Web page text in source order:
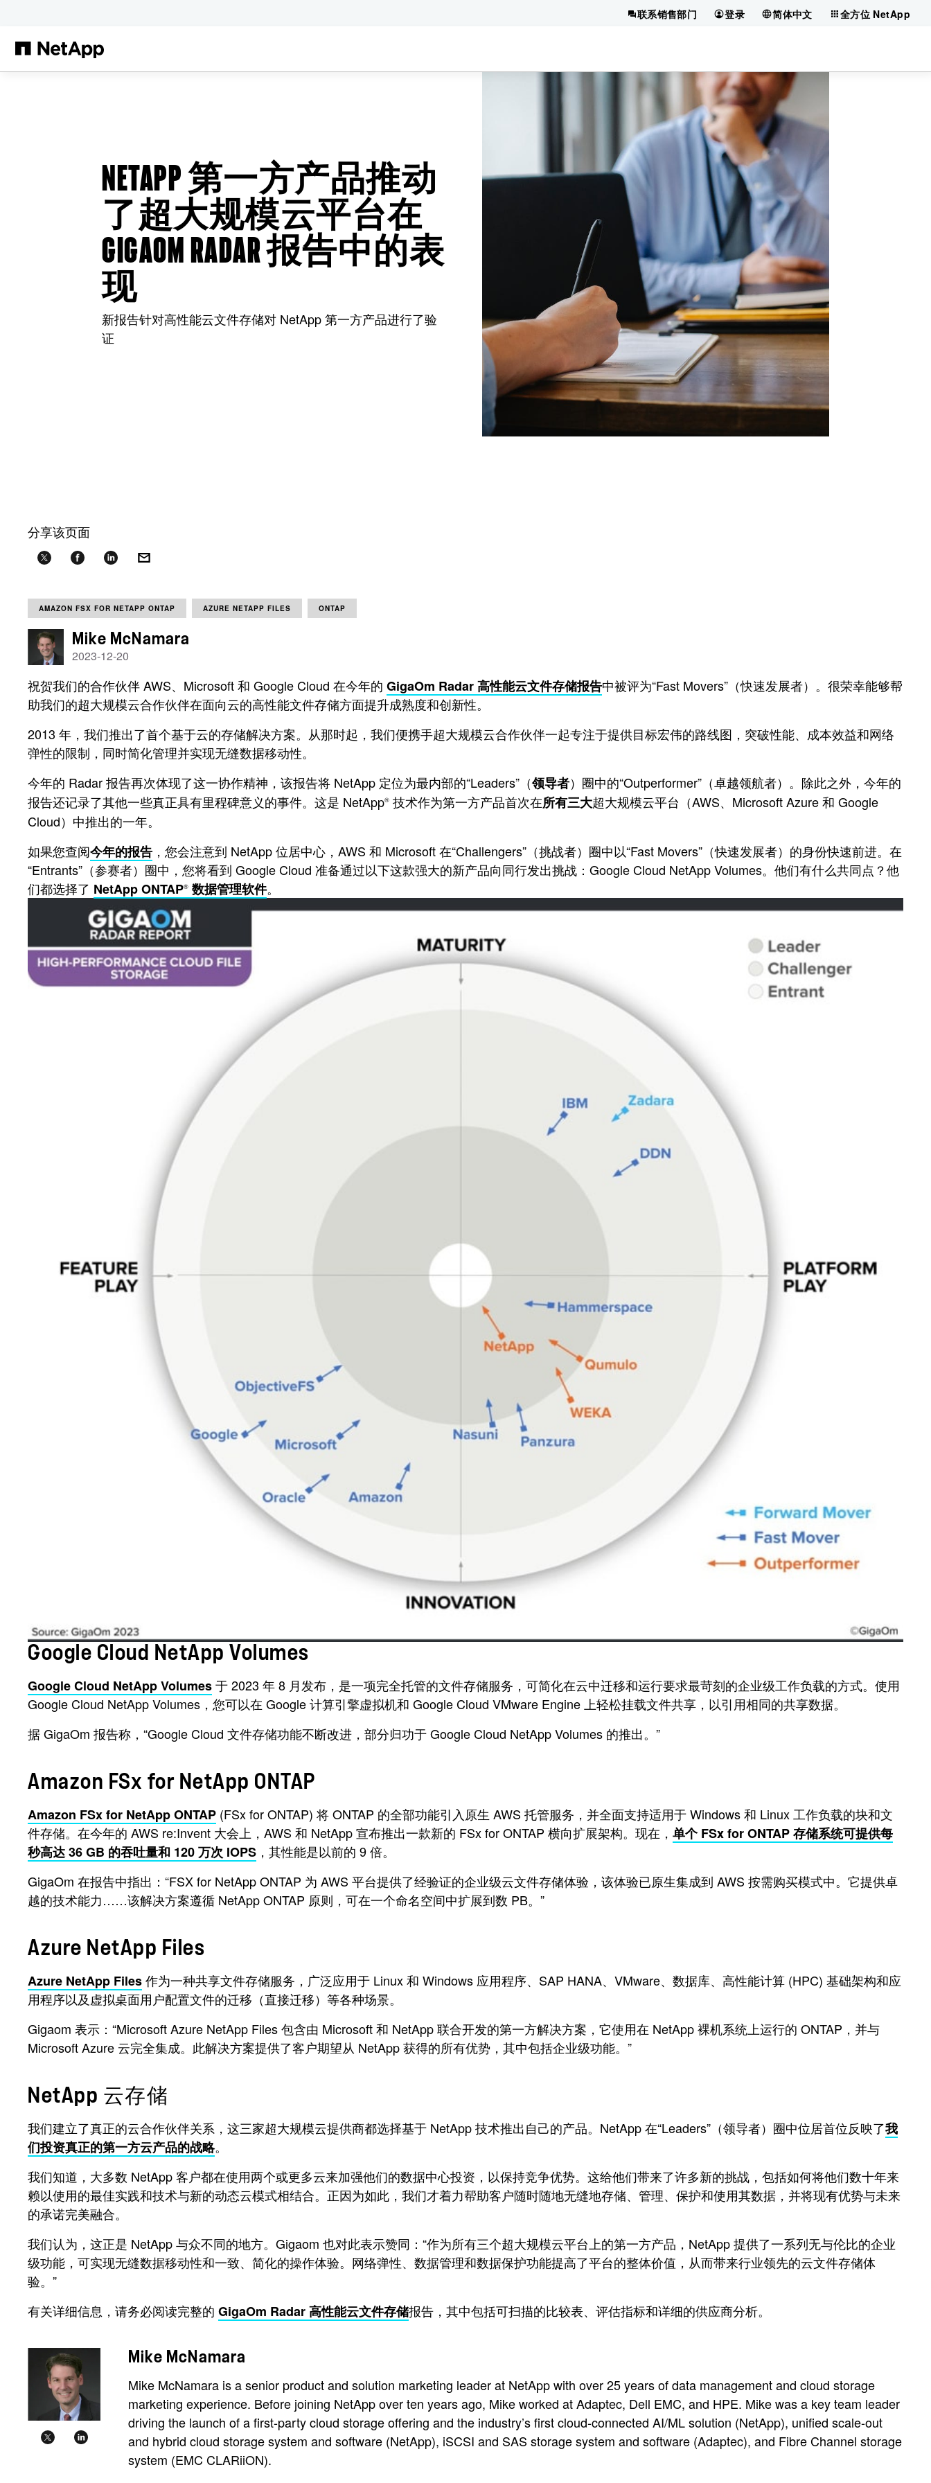
联系销售部门 登录 简体中文 全方位 NetApp
NETAPP 第一方产品推动
了超大规模云平台在
GIGAOM RADAR 报告中的表
现
新报告针对高性能云文件存储对 NetApp 第一方产品进行了验
证
分享该页面
AMAZON FSX FOR NETAPP ONTAP AZURE NETAPP FILES ONTAP
Mike McNamara
2023-12-20
祝贺我们的合作伙伴 AWS、Microsoft 和 Google Cloud 在今年的 GigaOm Radar 高性能云文件存储报告中被评为“Fast Movers”（快速发展者）。很荣幸能够帮
助我们的超大规模云合作伙伴在面向云的高性能文件存储方面提升成熟度和创新性。
2013 年，我们推出了首个基于云的存储解决方案。从那时起，我们便携手超大规模云合作伙伴一起专注于提供目标宏伟的路线图，突破性能、成本效益和网络
弹性的限制，同时简化管理并实现无缝数据移动性。
今年的 Radar 报告再次体现了这一协作精神，该报告将 NetApp 定位为最内部的“Leaders”（领导者） 圈中的“Outperformer”（卓越领航者） 。除此之外，今年的
报告还记录了其他一些真正具有里程碑意义的事件。这是 NetApp® 技术作为第一方产品首次在所有三大超大规模云平台（AWS、Microsoft Azure 和 Google
Cloud）中推出的一年。
如果您查阅今年的报告 ，您会注意到 NetApp 位居中心，AWS 和 Microsoft 在“Challengers”（挑战者） 圈中以“Fast Movers”（快速发展者） 的身份快速前进。在
“Entrants”（参赛者） 圈中，您将看到 Google Cloud 准备通过以下这款强大的新产品向同行发出挑战：Google Cloud NetApp Volumes。他们有什么共同点？他
们都选择了 NetApp ONTAP® 数据管理软件。
Google Cloud NetApp Volumes
Google Cloud NetApp Volumes于 2023 年 8 月发布，是一项完全托管的文件存储服务，可简化在云中迁移和运行要求最苛刻的企业级工作负载的方式。使用
Google Cloud NetApp Volumes，您可以在 Google 计算引擎虚拟机和 Google Cloud VMware Engine 上轻松挂载文件共享，以引用相同的共享数据。
据 GigaOm 报告称，“Google Cloud 文件存储功能不断改进，部分归功于 Google Cloud NetApp Volumes 的推出。”
Amazon FSx for NetApp ONTAP
Amazon FSx for NetApp ONTAP (FSx for ONTAP) 将 ONTAP 的全部功能引入原生 AWS 托管服务，并全面支持适用于 Windows 和 Linux 工作负载的块和文
件存储。在今年的 AWS re:Invent 大会上，AWS 和 NetApp 宣布推出一款新的 FSx for ONTAP 横向扩展架构。现在， 单个 FSx for ONTAP 存储系统可提供每
秒高达 36 GB 的吞吐量和 120 万次 IOPS ，其性能是以前的 9 倍。
GigaOm 在报告中指出：“FSX for NetApp ONTAP 为 AWS 平台提供了经验证的企业级云文件存储体验，该体验已原生集成到 AWS 按需购买模式中。它提供卓
越的技术能力……该解决方案遵循 NetApp ONTAP 原则，可在一个命名空间中扩展到数 PB。”
Azure NetApp Files
Azure NetApp Files作为一种共享文件存储服务，广泛应用于 Linux 和 Windows 应用程序、SAP HANA、VMware、数据库、高性能计算 (HPC) 基础架构和应
用程序以及虚拟桌面用户配置文件的迁移（直接迁移）等各种场景。
Gigaom 表示：“Microsoft Azure NetApp Files 包含由 Microsoft 和 NetApp 联合开发的第一方解决方案，它使用在 NetApp 裸机系统上运行的 ONTAP，并与
Microsoft Azure 云完全集成。此解决方案提供了客户期望从 NetApp 获得的所有优势，其中包括企业级功能。”
NetApp 云存储
我们建立了真正的云合作伙伴关系，这三家超大规模云提供商都选择基于 NetApp 技术推出自己的产品。NetApp 在“Leaders”（领导者） 圈中位居首位反映了我
们投资真正的第一方云产品的战略。
我们知道，大多数 NetApp 客户都在使用两个或更多云来加强他们的数据中心投资，以保持竞争优势。这给他们带来了许多新的挑战，包括如何将他们数十年来
赖以使用的最佳实践和技术与新的动态云模式相结合。正因为如此，我们才着力帮助客户随时随地无缝地存储、管理、保护和使用其数据，并将现有优势与未来
的承诺完美融合。
我们认为，这正是 NetApp 与众不同的地方。Gigaom 也对此表示赞同：“作为所有三个超大规模云平台上的第一方产品，NetApp 提供了一系列无与伦比的企业
级功能，可实现无缝数据移动性和一致、简化的操作体验。网络弹性、数据管理和数据保护功能提高了平台的整体价值，从而带来行业领先的云文件存储体
验。”
有关详细信息，请务必阅读完整的 GigaOm Radar 高性能云文件存储报告，其中包括可扫描的比较表、评估指标和详细的供应商分析。
Mike McNamara
Mike McNamara is a senior product and solution marketing leader at NetApp with over 25 years of data management and cloud storage
marketing experience. Before joining NetApp over ten years ago, Mike worked at Adaptec, Dell EMC, and HPE. Mike was a key team leader
driving the launch of a first-party cloud storage offering and the industry’s first cloud-connected AI/ML solution (NetApp), unified scale-out
and hybrid cloud storage system and software (NetApp), iSCSI and SAS storage system and software (Adaptec), and Fibre Channel storage
system (EMC CLARiiON).